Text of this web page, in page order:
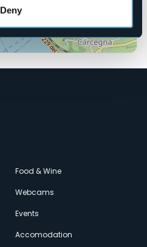
Deny
Food & Wine
Webcams
Events
Accomodation